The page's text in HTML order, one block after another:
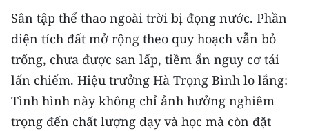
Đồng bằng sông Cửu Long
Chuyên trang Hà Nội
Chuyên trang TP. Hồ Chí Minh
CHUYÊN ĐỀ
Sân tập thể thao ngoài trời bị đọng nước. Phần
diện tích đất mở rộng theo quy hoạch vẫn bỏ
trống, chưa được san lấp, tiềm ẩn nguy cơ tái
lấn chiếm. Hiệu trưởng Hà Trọng Bình lo lắng:
Tình hình này không chỉ ảnh hưởng nghiêm
trọng đến chất lượng dạy và học mà còn đặt